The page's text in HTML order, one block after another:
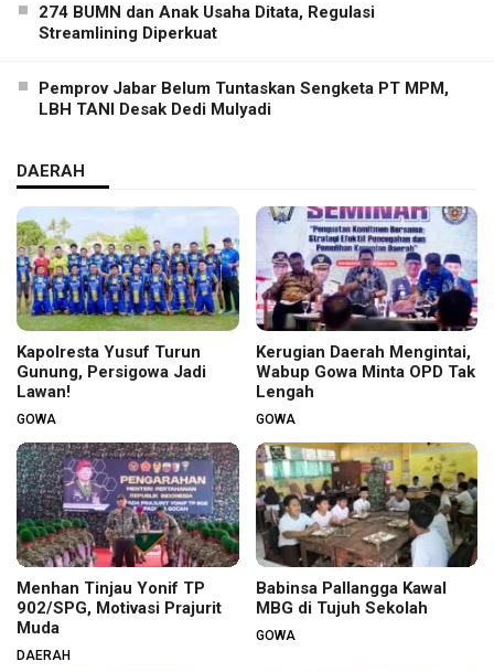
274 BUMN dan Anak Usaha Ditata, Regulasi
Streamlining Diperkuat
Pemprov Jabar Belum Tuntaskan Sengketa PT MPM,
LBH TANI Desak Dedi Mulyadi
DAERAH
Kapolresta Yusuf Turun
Gunung, Persigowa Jadi
Lawan!
GOWA
Kerugian Daerah Mengintai,
Wabup Gowa Minta OPD Tak
Lengah
GOWA
Menhan Tinjau Yonif TP
902/SPG, Motivasi Prajurit
Muda
DAERAH
Babinsa Pallangga Kawal
MBG di Tujuh Sekolah
GOWA